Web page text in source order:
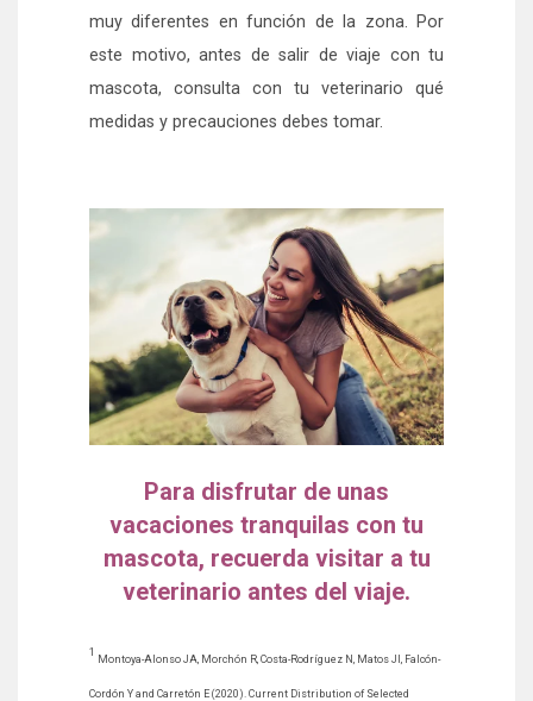
muy diferentes en función de la zona. Por
este motivo, antes de salir de viaje con tu
mascota, consulta con tu veterinario qué
medidas y precauciones debes tomar.
Para disfrutar de unas
vacaciones tranquilas con tu
mascota, recuerda visitar a tu
veterinario antes del viaje.
1
Montoya-Alonso JA, Morchón R, Costa-Rodríguez N, Matos JI, Falcón-
Cordón Y and Carretón E (2020). Current Distribution of Selected